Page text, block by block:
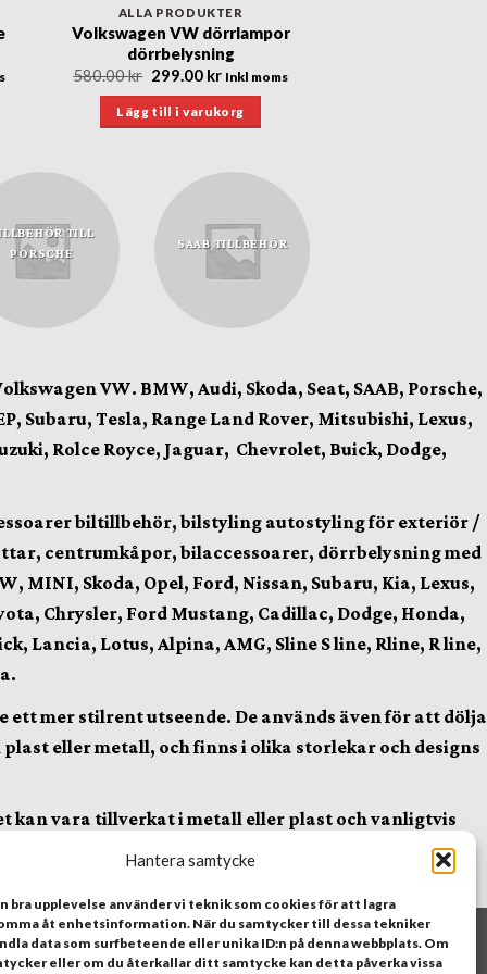
Hantera samtycke
bra upplevelse använder vi teknik som cookies för att lagra
åt enhetsinformation. När du samtycker till dessa tekniker
data som surfbeteende eller unika ID:n på denna webbplats. Om
eller om du återkallar ditt samtycke kan detta påverka vissa
ALLA PRODUKTER
Volkswagen VW dörrlampor
dörrbelysning
580.00kr Det
priset
var:
580.00 kr.
299.00 krDet
är:
299.00 kr.
Inkl moms
Lägg till i varukorg
TILL
PORSCHE
SAAB TILLBEHÖR
VW. BMW, Audi, Skoda, Seat, SAAB, Porsche,
Subaru, Tesla, Range Land Rover, Mitsubishi, Lexus,
Rolce Royce, Jaguar, Chevrolet, Buick, Dodge,
biltillbehör, bilstyling autostyling för exteriör /
centrumkåpor, bilaccessoarer, dörrbelysning med
MINI, Skoda, Opel, Ford, Nissan, Subaru, Kia, Lexus,
Chrysler, Ford Mustang, Cadillac, Dodge, Honda,
Lancia, Lotus, Alpina, AMG, Sline S line, Rline, R line,
mer stilrent utseende. De används även för att dölja
eller metall, och finns i olika storlekar och designs
kan vara tillverkat i metall eller plast och vanligtvis
look. Det kan också användas för att visa vilket